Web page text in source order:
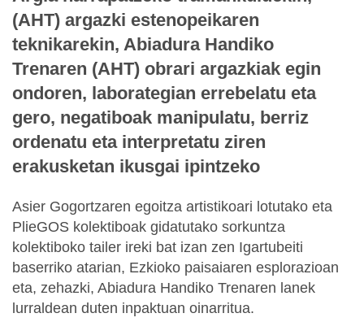
(AHT) argazki estenopeikaren
teknikarekin, Abiadura Handiko
Trenaren (AHT) obrari argazkiak egin
ondoren, laborategian errebelatu eta
gero, negatiboak manipulatu, berriz
ordenatu eta interpretatu ziren
erakusketan ikusgai ipintzeko
Asier Gogortzaren egoitza artistikoari lotutako eta
PlieGOS kolektiboak gidatutako sorkuntza
kolektiboko tailer ireki bat izan zen Igartubeiti
baserriko atarian, Ezkioko paisaiaren esplorazioan
eta, zehazki, Abiadura Handiko Trenaren lanek
lurraldean duten inpaktuan oinarritua.